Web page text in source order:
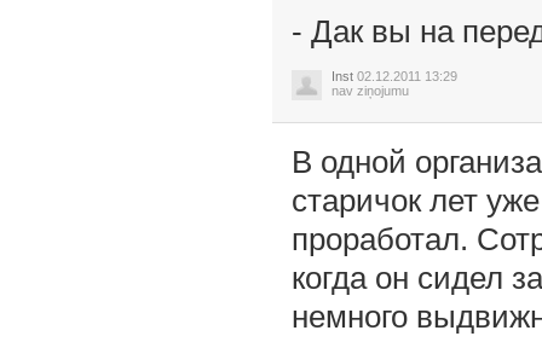
- Дaк вы нa
Inst 02.12.2011 13:29
nav ziņojumu
В одной
старичок лет
проработал.
когда он сидел
немного